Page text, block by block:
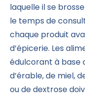
laquelle il se
le temps de
chaque produit
d’épicerie. Les
édulcorant à base
d’érable, de miel,
ou de dextrose